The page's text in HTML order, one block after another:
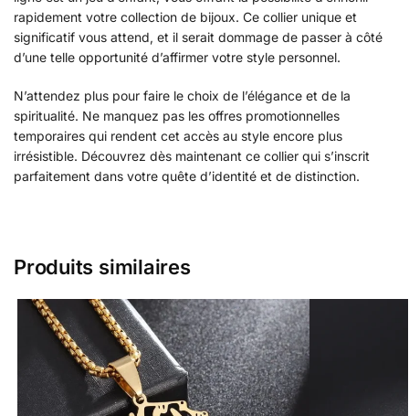
rapidement votre collection de bijoux. Ce collier unique et
significatif vous attend, et il serait dommage de passer à côté
d’une telle opportunité d’affirmer votre style personnel.
N’attendez plus pour faire le choix de l’élégance et de la
spiritualité. Ne manquez pas les offres promotionnelles
temporaires qui rendent cet accès au style encore plus
irrésistible. Découvrez dès maintenant ce collier qui s’inscrit
parfaitement dans votre quête d’identité et de distinction.
Produits similaires